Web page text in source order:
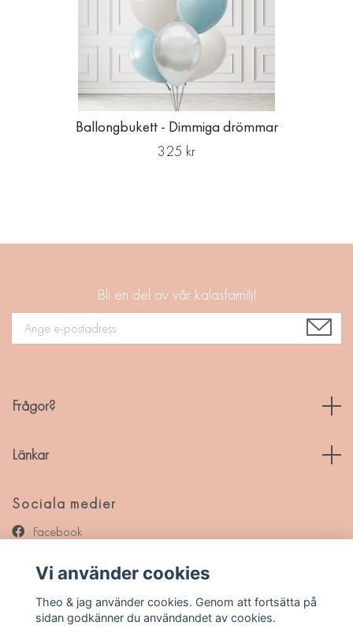
Ballongbukett - Dimmiga drömmar
325 kr
Bli en del av vår kalasfamilj!
Frågor?
Länkar
Sociala medier
Facebook
Pinterest
Vi använder cookies
Theo & jag använder cookies. Genom att fortsätta på
sidan godkänner du användandet av cookies.